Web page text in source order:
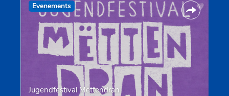
Evenements
Jugendfestival Mëttendran